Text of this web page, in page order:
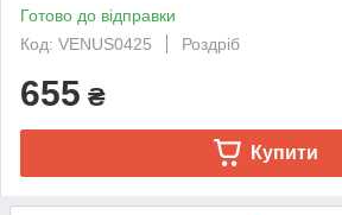
Готово до відправки
Код: VENUS0425
Роздріб
655 ₴
Купити